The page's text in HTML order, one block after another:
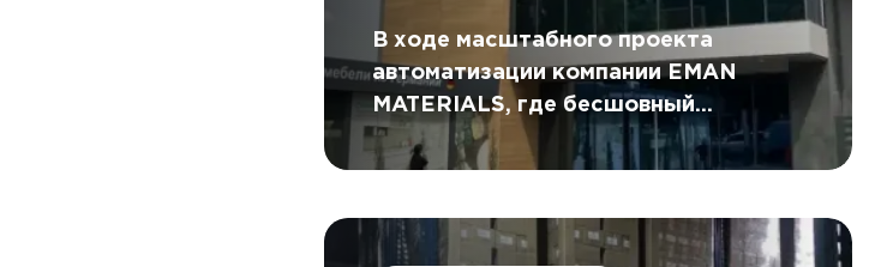
В ходе масштабного проекта
автоматизации компании EMAN
MATERIALS, где бесшовный
цифровой контур был создан с
помощью DATAREON Platform.